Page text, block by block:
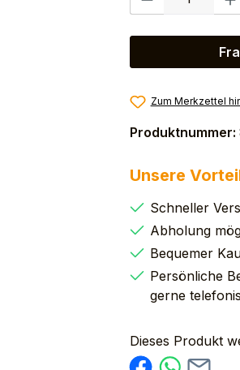
Zum Merkzettel
Produktnummer:
Unsere
Schneller
Abholung
Bequemer
Persönliche
gerne
Dieses Produkt